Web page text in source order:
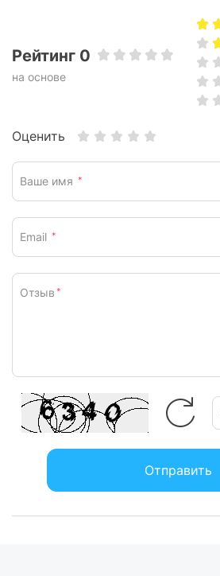
Рейтинг 0
на основе
Оценить
Ваше имя *
Email *
Отзыв *
Отправить